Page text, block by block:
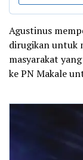
Agustinus
dirugikan untuk
masyarakat
ke PN Makale